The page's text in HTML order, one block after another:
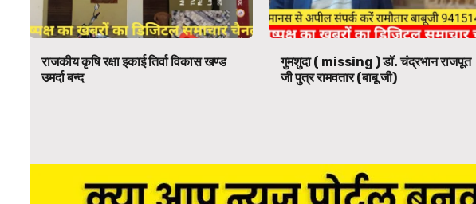
राजकीय कृषि रक्षा इकाई तिर्वा विकास खण्ड
उमर्दा बन्द
गुमशुदा ( missing ) डॉ. चंद्रभान राजपूत
जी पुत्र रामवतार (बाबू जी)